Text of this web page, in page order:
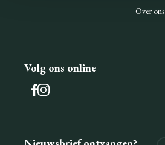
Over ons
Volg ons online